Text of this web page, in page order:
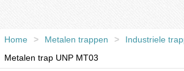
Home > Metalen trappen > Industriele
Metalen trap UNP MT03